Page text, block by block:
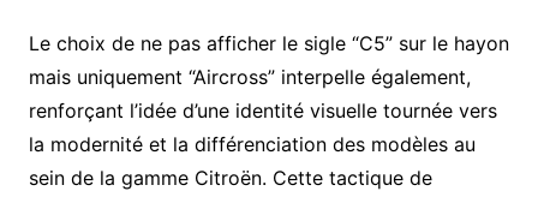
Le choix de ne pas afficher le sigle “C5” sur le hayon
mais uniquement “Aircross” interpelle également,
renforçant l’idée d’une identité visuelle tournée vers
la modernité et la différenciation des modèles au
sein de la gamme Citroën. Cette tactique de